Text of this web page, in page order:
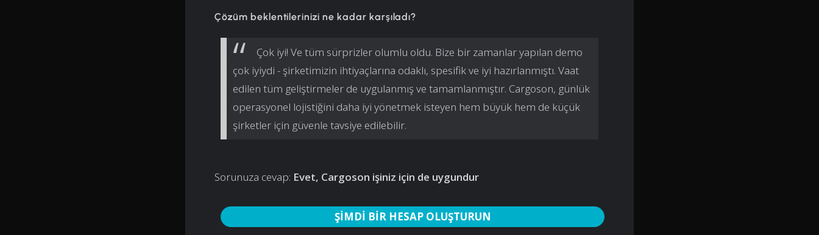
Çözüm beklentilerinizi ne kadar karşıladı?
Çok iyi! Ve tüm sürprizler olumlu oldu. Bize bir zamanlar yapılan demo
çok iyiydi - şirketimizin ihtiyaçlarına odaklı, spesifik ve iyi hazırlanmıştı. Vaat
edilen tüm geliştirmeler de uygulanmış ve tamamlanmıştır. Cargoson, günlük
operasyonel lojistiğini daha iyi yönetmek isteyen hem büyük hem de küçük
şirketler için güvenle tavsiye edilebilir.
Sorunuza cevap: Evet, Cargoson işiniz için de uygundur
ŞİMDİ BİR HESAP OLUŞTURUN